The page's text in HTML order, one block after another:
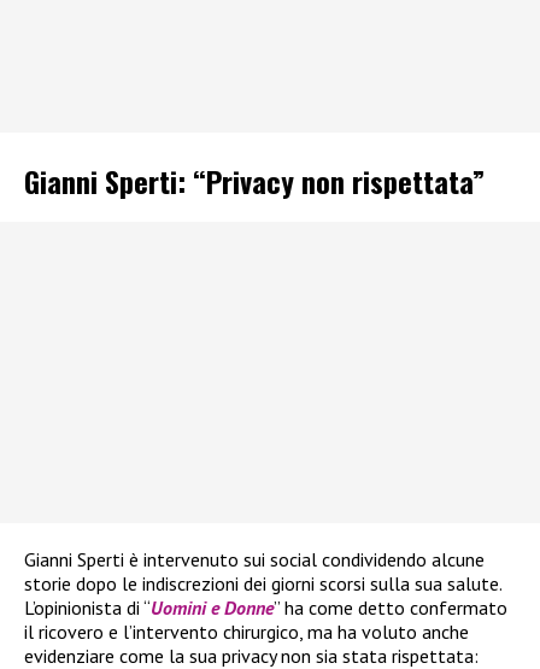
Gianni Sperti: “Privacy non rispettata”
Gianni Sperti è intervenuto sui social condividendo alcune
storie dopo le indiscrezioni dei giorni scorsi sulla sua salute.
L’opinionista di “Uomini e Donne” ha come detto confermato
il ricovero e l’intervento chirurgico, ma ha voluto anche
evidenziare come la sua privacy non sia stata rispettata: